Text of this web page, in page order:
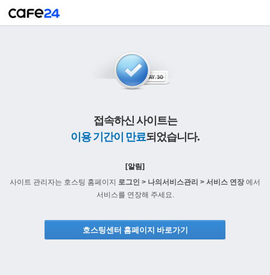
접속하신 사이트는
이용 기간이 만료되었습니다.
[알림]
사이트 관리자는 호스팅 홈페이지 로그인 > 나의서비스관리 > 서비스 연장에서
서비스를 연장해 주세요.
호스팅센터 홈페이지 바로가기